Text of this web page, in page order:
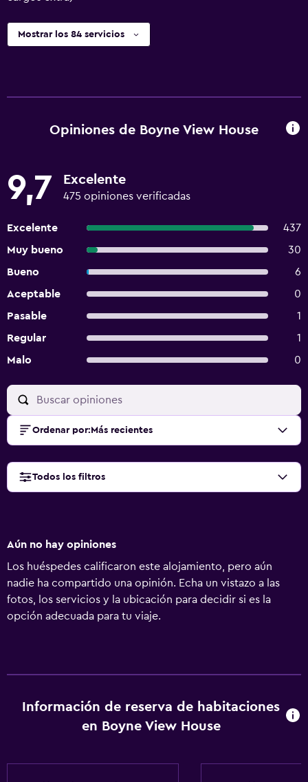
Mostrar los 84 servicios
Opiniones de Boyne View House
9,7 Excelente
475 opiniones verificadas
Excelente
437
Muy bueno
30
Bueno
6
Aceptable
0
Pasable
1
Regular
1
Malo
0
Ordenar por: Más recientes
Todos los filtros
Aún no hay opiniones
Los huéspedes calificaron este alojamiento, pero aún
nadie ha compartido una opinión. Echa un vistazo a las
fotos, los servicios y la ubicación para decidir si es la
opción adecuada para tu viaje.
Información de reserva de habitaciones
en Boyne View House